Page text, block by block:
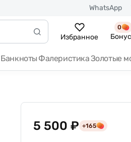
WhatsApp
Избранное
0
Банкноты ФалеристикаЗолотые
5 500 ₽ +165